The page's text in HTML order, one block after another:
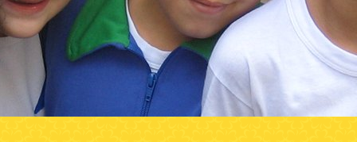
NUESTRO MUNDO
RECURSOS
Nosotros Noticias Tienda Contacto